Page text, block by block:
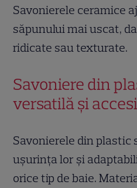
Savonierele ceramice
săpunului mai uscat,
ridicate sau texturate.
Savoniere din
versatilă și
Savonierele din
ușurința lor și
orice tip de baie.